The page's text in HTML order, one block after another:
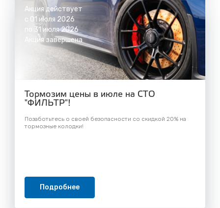
Акция действует
с 01 июля 2026
по 31 июля 2026
Акция завершена
Тормозим цены в июле на СТО
"ФИЛЬТР"!
Позаботьтесь о своей безопасности со скидкой 20% на
тормозные колодки!
Подробнее